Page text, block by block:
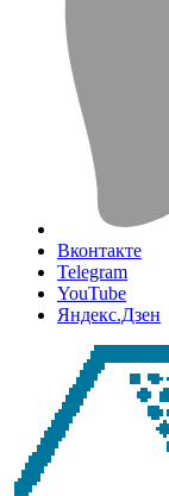
Вконтакте
Telegram
YouTube
Яндекс.Дзен